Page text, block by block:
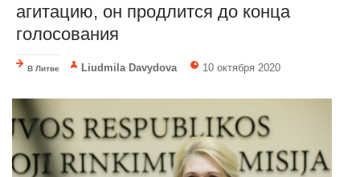
агитацию, он продлится до конца
голосования
В Литве Liudmila Davydova 10 октября 2020